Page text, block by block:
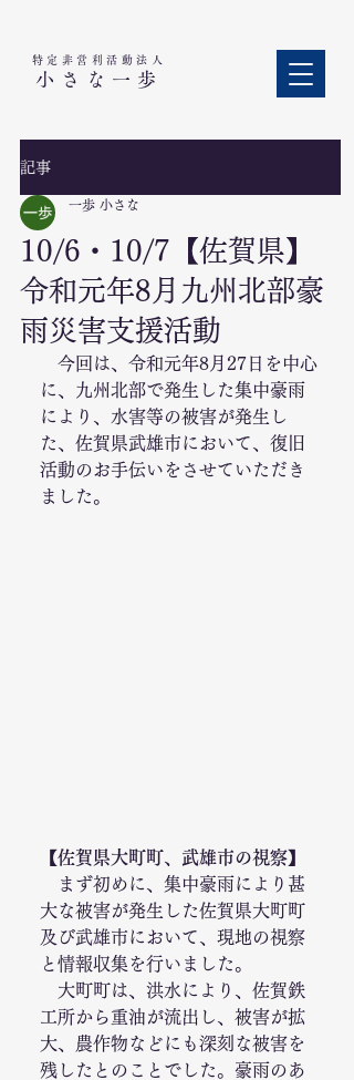
特定非営利活動法人​
小さな一歩
記事
10/6・10/7【佐賀県】
令和元年8月九州北部豪
雨災害支援活動
一歩 小さな
今回は、令和元年8月27日を中心
に、九州北部で発生した集中豪雨
により、水害等の被害が発生し
た、佐賀県武雄市において、復旧
活動のお手伝いをさせていただき
ました。
【佐賀県大町町、武雄市の視察】
まず初めに、集中豪雨により甚
大な被害が発生した佐賀県大町町
及び武雄市において、現地の視察
と情報収集を行いました。
大町町は、洪水により、佐賀鉄
工所から重油が流出し、被害が拡
大、農作物などにも深刻な被害を
残したとのことでした。豪雨のあ